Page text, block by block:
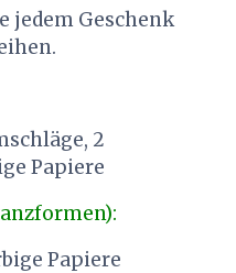
jedem Geschenk
2
Papiere
Papiere